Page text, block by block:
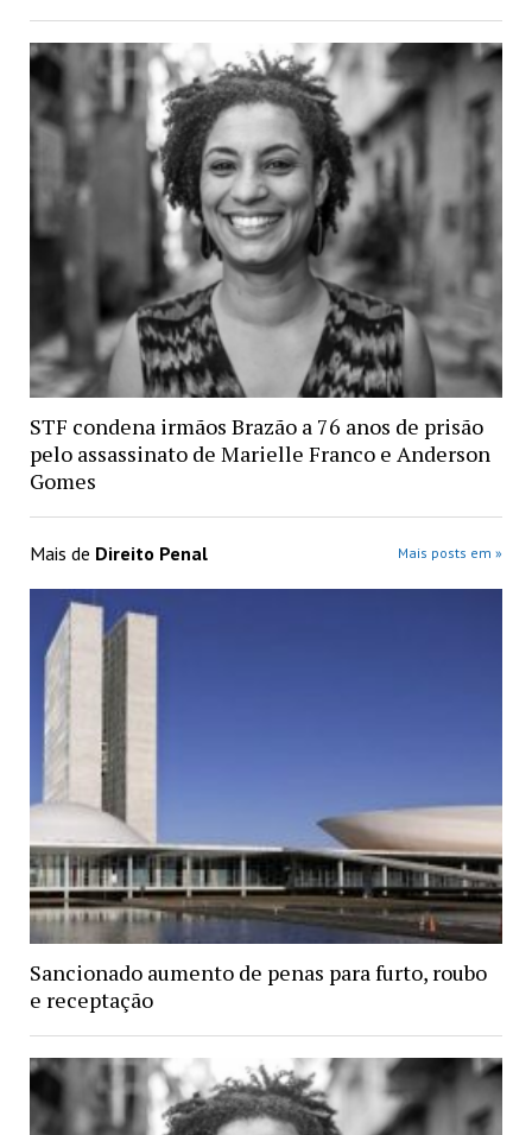
STF condena irmãos Brazão a 76 anos de prisão
pelo assassinato de Marielle Franco e Anderson
Gomes
Mais de Direito Penal Mais posts em »
Sancionado aumento de penas para furto, roubo
e receptação